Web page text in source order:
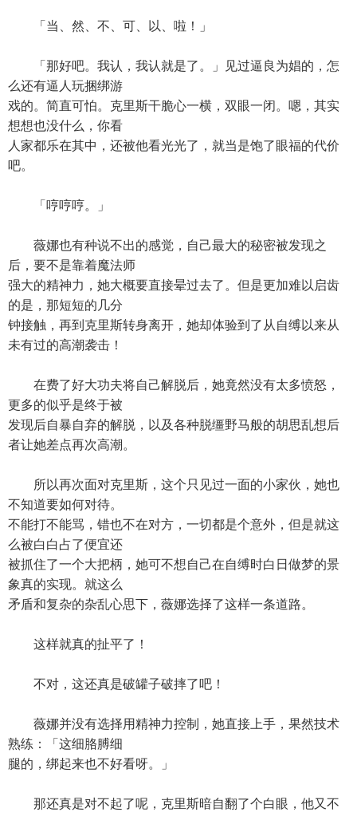
「当、然、不、可、以、啦！」
「那好吧。我认，我认就是了。」见过逼良为娼的，怎
么还有逼人玩捆绑游
戏的。简直可怕。克里斯干脆心一横，双眼一闭。嗯，其实
想想也没什么，你看
人家都乐在其中，还被他看光光了，就当是饱了眼福的代价
吧。
「哼哼哼。」
薇娜也有种说不出的感觉，自己最大的秘密被发现之
后，要不是靠着魔法师
强大的精神力，她大概要直接晕过去了。但是更加难以启齿
的是，那短短的几分
钟接触，再到克里斯转身离开，她却体验到了从自缚以来从
未有过的高潮袭击！
在费了好大功夫将自己解脱后，她竟然没有太多愤怒，
更多的似乎是终于被
发现后自暴自弃的解脱，以及各种脱缰野马般的胡思乱想后
者让她差点再次高潮。
所以再次面对克里斯，这个只见过一面的小家伙，她也
不知道要如何对待。
不能打不能骂，错也不在对方，一切都是个意外，但是就这
么被白白占了便宜还
被抓住了一个大把柄，她可不想自己在自缚时白日做梦的景
象真的实现。就这么
矛盾和复杂的杂乱心思下，薇娜选择了这样一条道路。
这样就真的扯平了！
不对，这还真是破罐子破摔了吧！
薇娜并没有选择用精神力控制，她直接上手，果然技术
熟练：「这细胳膊细
腿的，绑起来也不好看呀。」
那还真是对不起了呢，克里斯暗自翻了个白眼，他又不